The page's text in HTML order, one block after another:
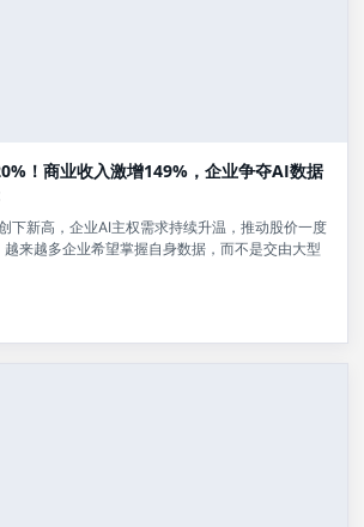
！商业收入激增149%，企业争夺AI数据
下新高，企业AI主权需求持续升温，推动股价一度
来越多企业希望掌握自身数据，而不是交由大型